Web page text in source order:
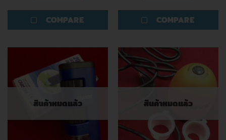
COMPARE COMPARE
สินค้าหมดแล้ว สินค้าหมดแล้ว